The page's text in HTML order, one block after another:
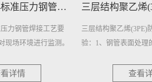
三层结构聚乙烯(3PE)防腐钢管质量检验
防腐钢管质量检
理的质量检验：a）抛
详情
GB/T23257-2017标准
求：1、钢管：钢管应
格证。2、应对钢···
查看